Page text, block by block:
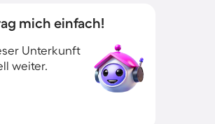
mich einfach!
Unterkunft
weiter.